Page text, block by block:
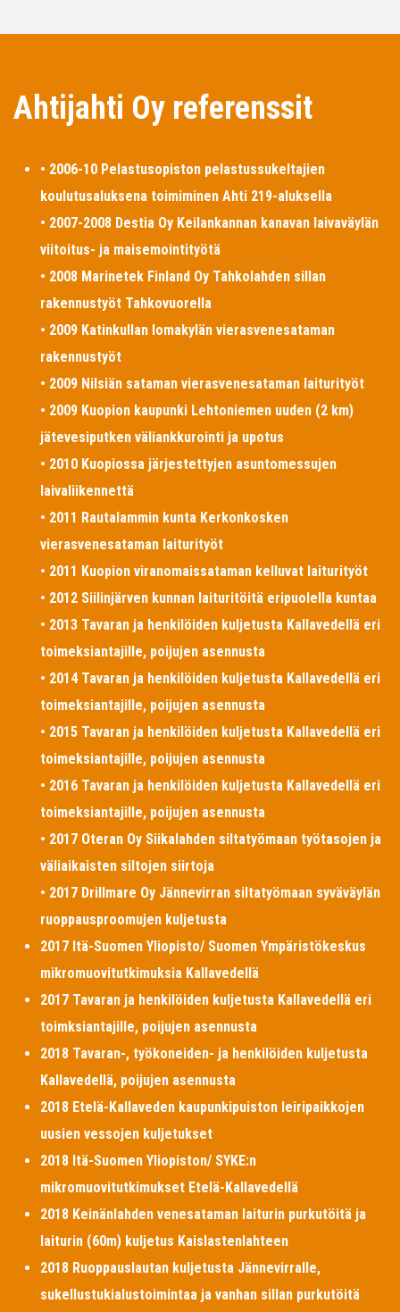
Ahtijahti Oy referenssit
• 2006-10 Pelastusopiston pelastussukeltajien
koulutusaluksena toimiminen Ahti 219-aluksella
• 2007-2008 Destia Oy Keilankannan kanavan laivaväylän
viitoitus- ja maisemointityötä
• 2008 Marinetek Finland Oy Tahkolahden sillan
rakennustyöt Tahkovuorella
• 2009 Katinkullan lomakylän vierasvenesataman
rakennustyöt
• 2009 Nilsiän sataman vierasvenesataman laiturityöt
• 2009 Kuopion kaupunki Lehtoniemen uuden (2 km)
jätevesiputken väliankkurointi ja upotus
• 2010 Kuopiossa järjestettyjen asuntomessujen
laivaliikennettä
• 2011 Rautalammin kunta Kerkonkosken
vierasvenesataman laiturityöt
• 2011 Kuopion viranomaissataman kelluvat laiturityöt
• 2012 Siilinjärven kunnan laituritöitä eripuolella kuntaa
• 2013 Tavaran ja henkilöiden kuljetusta Kallavedellä eri
toimeksiantajille, poijujen asennusta
• 2014 Tavaran ja henkilöiden kuljetusta Kallavedellä eri
toimeksiantajille, poijujen asennusta
• 2015 Tavaran ja henkilöiden kuljetusta Kallavedellä eri
toimeksiantajille, poijujen asennusta
• 2016 Tavaran ja henkilöiden kuljetusta Kallavedellä eri
toimeksiantajille, poijujen asennusta
• 2017 Oteran Oy Siikalahden siltatyömaan työtasojen ja
väliaikaisten siltojen siirtoja
• 2017 Drillmare Oy Jännevirran siltatyömaan syväväylän
ruoppausproomujen kuljetusta
2017 Itä-Suomen Yliopisto/ Suomen Ympäristökeskus
mikromuovitutkimuksia Kallavedellä
2017 Tavaran ja henkilöiden kuljetusta Kallavedellä eri
toimksiantajille, poijujen asennusta
2018 Tavaran-, työkoneiden- ja henkilöiden kuljetusta
Kallavedellä, poijujen asennusta
2018 Etelä-Kallaveden kaupunkipuiston leiripaikkojen
uusien vessojen kuljetukset
2018 Itä-Suomen Yliopiston/ SYKE:n
mikromuovitutkimukset Etelä-Kallavedellä
2018 Keinänlahden venesataman laiturin purkutöitä ja
laiturin (60m) kuljetus Kaislastenlahteen
2018 Ruoppauslautan kuljetusta Jännevirralle,
sukellustukialustoimintaa ja vanhan sillan purkutöitä